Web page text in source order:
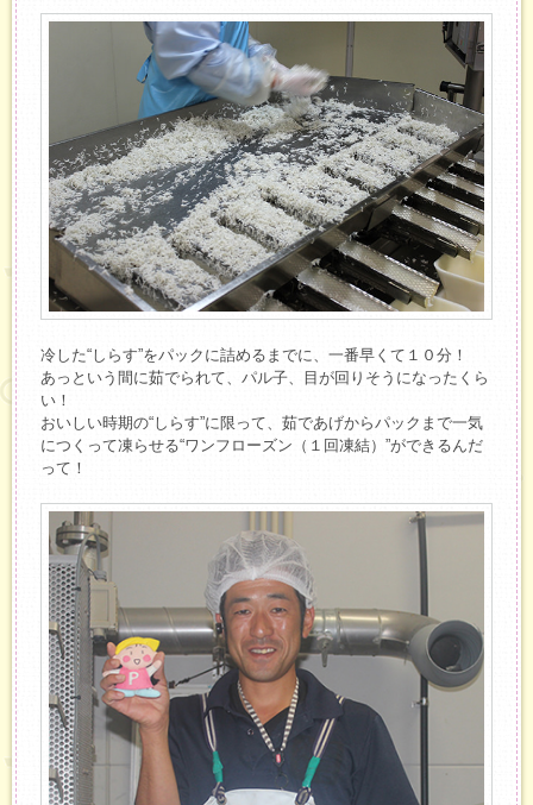
冷した“しらす”をパックに詰めるまでに、一番早くて１０分！
あっという間に茹でられて、パル子、目が回りそうになったくら
い！
おいしい時期の“しらす”に限って、茹であげからパックまで一気
につくって凍らせる“ワンフローズン（１回凍結）”ができるんだ
って！